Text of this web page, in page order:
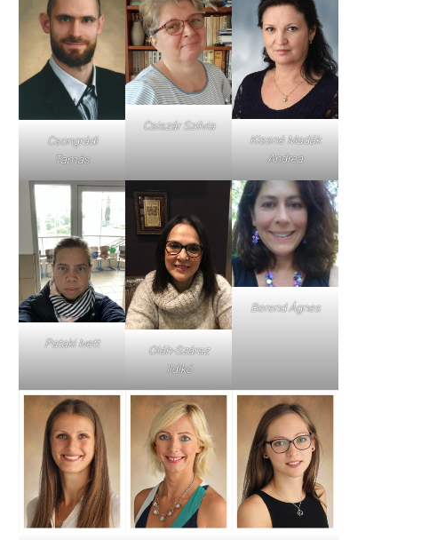
Csongrádi
Tamás
Csiszár Szilvia
Kissné Madák
Andrea
Pataki Ivett
Oláh-Száraz
Ildikó
Berend Ágnes